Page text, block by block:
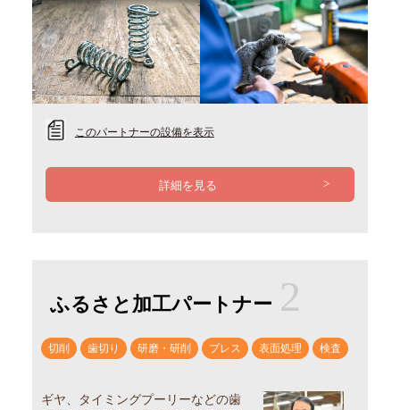
このパートナーの設備を表示
詳細を見る
ふるさと加工パートナー 2
切削 歯切り 研磨・研削 プレス 表面処理 検査
ギヤ、タイミングプーリーなどの歯